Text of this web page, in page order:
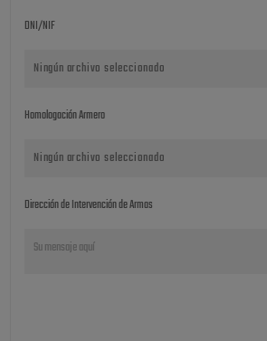
DNI/NIF
Ningún archivo seleccionado
Homologación Armero
Ningún archivo seleccionado
Dirección de Intervención de Armas